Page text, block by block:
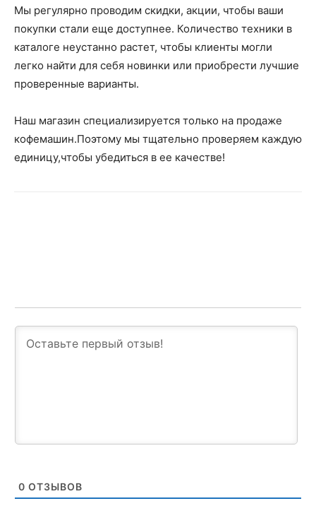
Мы регулярно проводим скидки, акции, чтобы ваши
покупки стали еще доступнее. Количество техники в
каталоге неустанно растет, чтобы клиенты могли
легко найти для себя новинки или приобрести лучшие
проверенные варианты.
Наш магазин специализируется только на продаже
кофемашин.Поэтому мы тщательно проверяем каждую
единицу,чтобы убедиться в ее качестве!
0 ОТЗЫВОВ